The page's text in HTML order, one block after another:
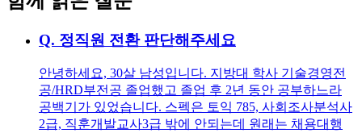
Q. 정직원 전환 판단해주세요
안녕하세요, 30살 남성입니다. 지방대 학사 기술경영전
공/HRD부전공 졸업했고 졸업 후 2년 동안 공부하느라
공백기가 있었습니다. 스펙은 토익 785, 사회조사분석사
2급, 직훈개발교사3급 밖에 안되는데 원래는 채용대행